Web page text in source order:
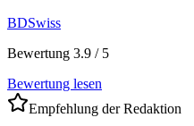
BDSwiss
Bewertung 3.9 / 5
Bewertung lesen
Empfehlung der Redaktion